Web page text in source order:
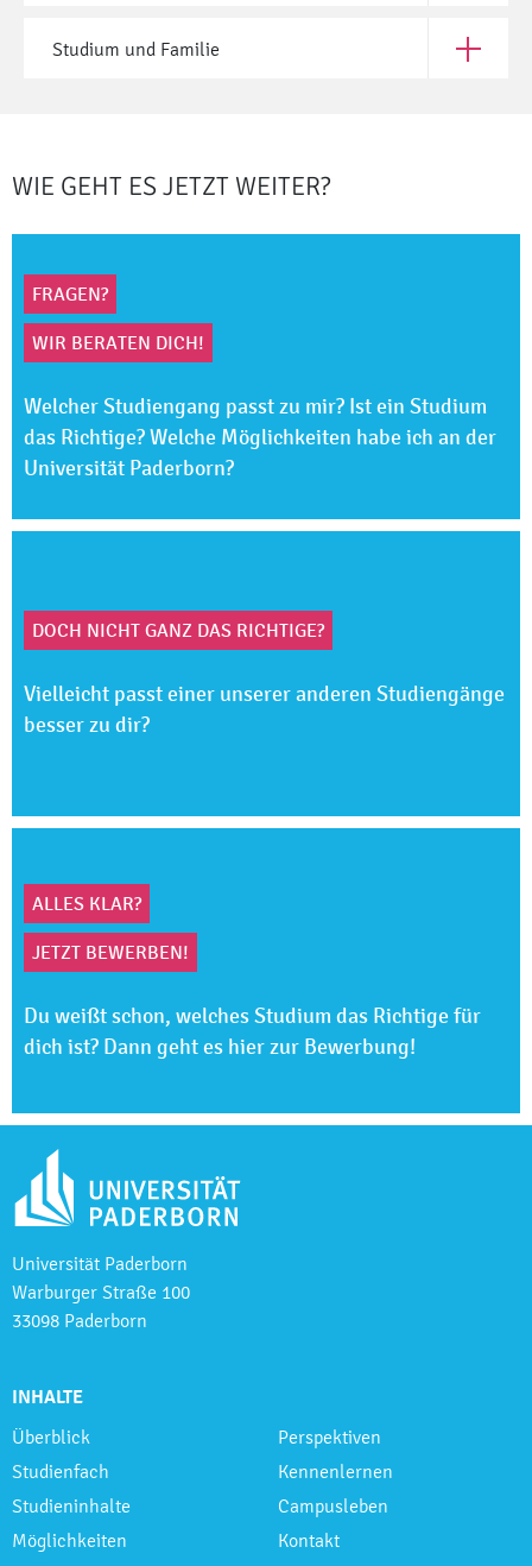
Studium und Familie Öffne
WIE GEHT ES JETZT WEITER?
FRAGEN?
WIR BERATEN DICH!
Welcher Studiengang passt zu mir? Ist ein Studium
das Richtige? Welche Möglichkeiten habe ich an der
Universität Paderborn?
DOCH NICHT GANZ DAS RICHTIGE?
Vielleicht passt einer unserer anderen Studiengänge
besser zu dir?
ALLES KLAR?
JETZT BEWERBEN!
Du weißt schon, welches Studium das Richtige für
dich ist? Dann geht es hier zur Bewerbung!
Universität Paderborn
Warburger Straße 100
33098 Paderborn
INHALTE
Überblick
Studienfach
Studieninhalte
Möglichkeiten
Perspektiven
Kennenlernen
Campusleben
Kontakt